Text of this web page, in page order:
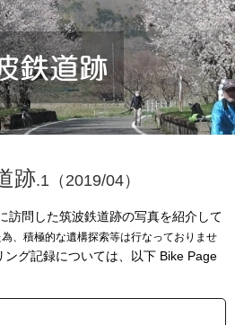
跡.1（2019/04）
訪問した筑波鉄道跡の写真を紹介して
為、積極的な遺構探索等は行なっておりませ
ング記録については、以下 Bike Page